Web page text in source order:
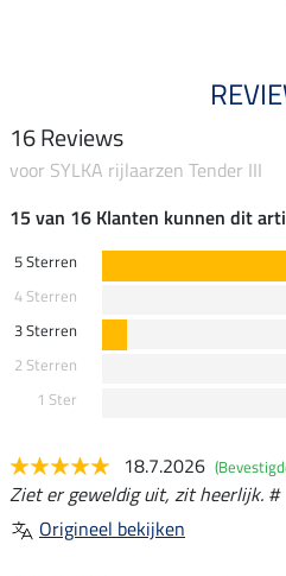
16 Reviews
voor SYLKA rijlaarzen Tender III
15 van 16 Klanten kunnen dit
5 Sterren
4 Sterren
3 Sterren
2 Sterren
1 Ster
18.7.2026
Ziet er geweldig uit, zit heerlijk. #
Origineel bekijken